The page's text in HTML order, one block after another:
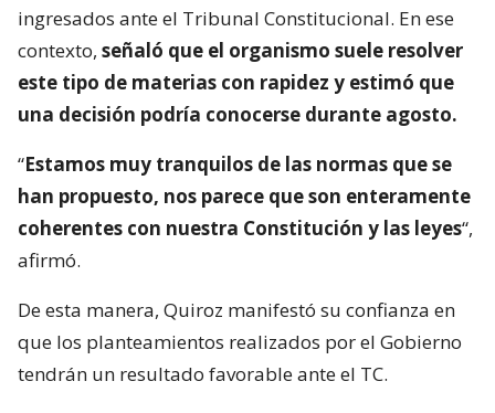
ingresados ante el Tribunal Constitucional. En ese
contexto, señaló que el organismo suele resolver
este tipo de materias con rapidez y estimó que
una decisión podría conocerse durante agosto.
“Estamos muy tranquilos de las normas que se
han propuesto, nos parece que son enteramente
coherentes con nuestra Constitución y las leyes“,
afirmó.
De esta manera, Quiroz manifestó su confianza en
que los planteamientos realizados por el Gobierno
tendrán un resultado favorable ante el TC.